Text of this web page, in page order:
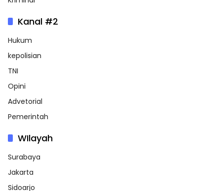
Kanal #2
Hukum
kepolisian
TNI
Opini
Advetorial
Pemerintah
WIlayah
Surabaya
Jakarta
Sidoarjo